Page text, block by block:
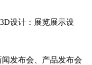
设计：展览展示设
发布会、产品发布会